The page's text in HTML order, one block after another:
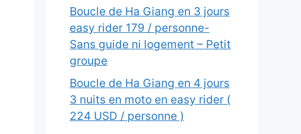
Boucle de Ha Giang en 3 jours
easy rider 179 / personne-
Sans guide ni logement – Petit
groupe
Boucle de Ha Giang en 4 jours
3 nuits en moto en easy rider (
224 USD / personne )